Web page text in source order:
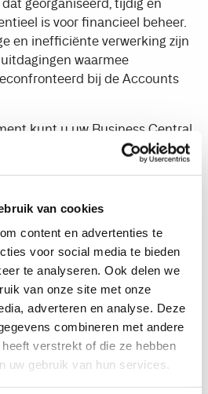
van cookies
content en advertenties te
voor social media te bieden
te analyseren. Ook delen we
van onze site met onze
adverteren en analyse. Deze
combineren met andere
verstrekt of die ze hebben
uw gebruik van hun services.
georganiseerd, tijdig en
is voor financieel beheer.
en inefficiënte verwerking zijn
waarmee
bij de Accounts
kunt u uw Business Central
met uw bank. U kunt
tot alle financiële gegevens,
meer:
gegevensinvoer zorgt
en het risico op afgewezen
vermindert
betalingen samen aan één
bankkosten te vermijden
al uw betalingen af vanuit